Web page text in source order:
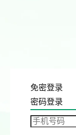
免密登录
密码登录